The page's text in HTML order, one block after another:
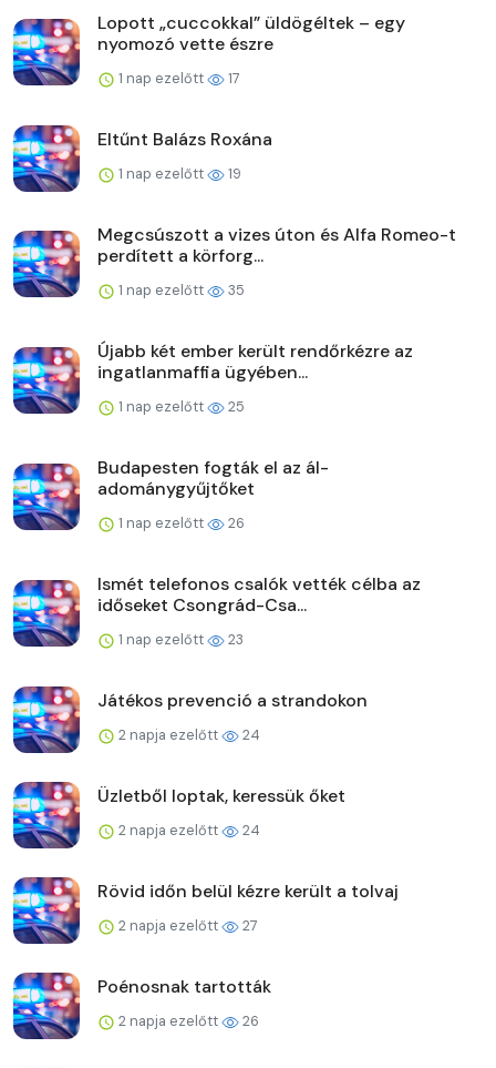
Lopott „cuccokkal” üldögéltek – egy
nyomozó vette észre
1 nap ezelőtt 17
Eltűnt Balázs Roxána
1 nap ezelőtt 19
Megcsúszott a vizes úton és Alfa Romeo-t
perdített a körforg...
1 nap ezelőtt 35
Újabb két ember került rendőrkézre az
ingatlanmaffia ügyében...
1 nap ezelőtt 25
Budapesten fogták el az ál-
adománygyűjtőket
1 nap ezelőtt 26
Ismét telefonos csalók vették célba az
időseket Csongrád-Csa...
1 nap ezelőtt 23
Játékos prevenció a strandokon
2 napja ezelőtt 24
Üzletből loptak, keressük őket
2 napja ezelőtt 24
Rövid időn belül kézre került a tolvaj
2 napja ezelőtt 27
Poénosnak tartották
2 napja ezelőtt 26